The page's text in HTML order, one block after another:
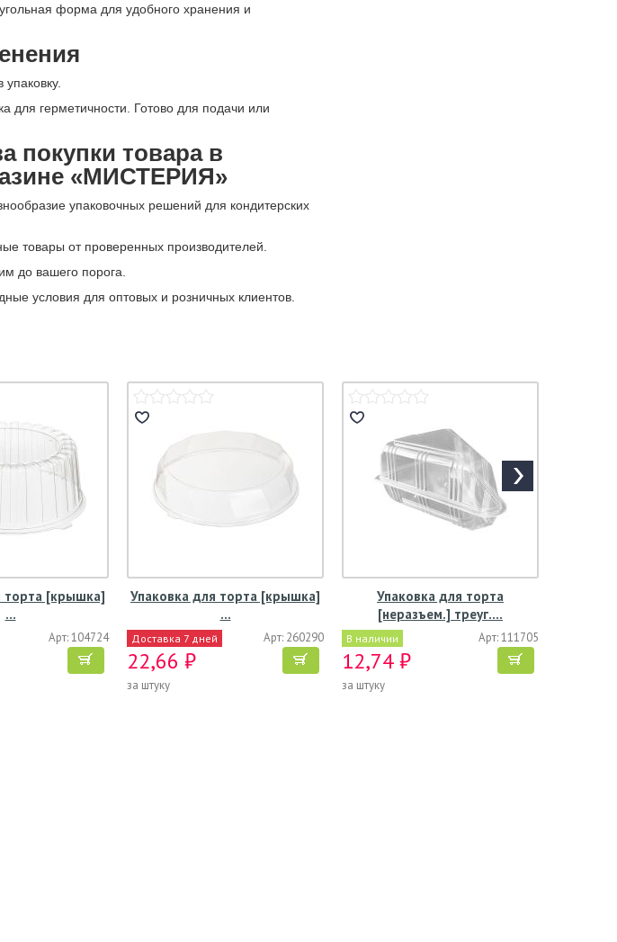
форма для удобного хранения и
для герметичности. Готово для подачи или
покупки товара в
«МИСТЕРИЯ»
упаковочных решений для кондитерских
товары от проверенных производителей.
до вашего порога.
условия для оптовых и розничных клиентов.
торта [крышка]
…
Арт: 104724
Упаковка для торта [крышка]
…
Доставка 7 дней Арт: 260290
22,66 ₽
за штуку
Упаковка для торта
[неразъем.] треуг.…
В наличии Арт: 111705
12,74 ₽
за штуку